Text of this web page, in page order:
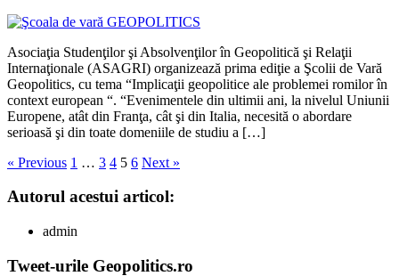
Asociaţia Studenţilor şi Absolvenţilor în Geopolitică şi Relaţii
Internaţionale (ASAGRI) organizează prima ediţie a Şcolii de Vară
Geopolitics, cu tema “Implicaţii geopolitice ale problemei romilor în
context european “. “Evenimentele din ultimii ani, la nivelul Uniunii
Europene, atât din Franţa, cât şi din Italia, necesită o abordare
serioasă şi din toate domeniile de studiu a […]
« Previous 1 … 3 4 5 6 Next »
Autorul acestui articol:
admin
Tweet-urile Geopolitics.ro